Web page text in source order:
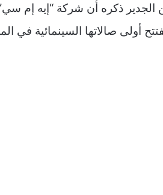
الجدير ذكره أن شركة “إيه إم سي”
أولى صالاتها السينمائية في